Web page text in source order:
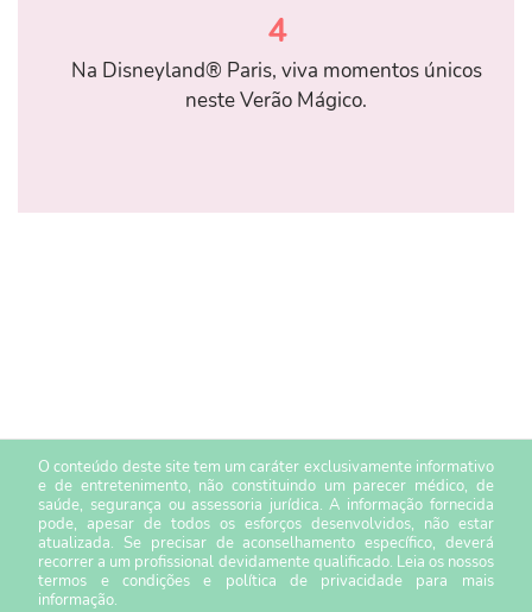
4
Na Disneyland® Paris, viva momentos únicos
neste Verão Mágico.
O conteúdo deste site tem um caráter exclusivamente informativo
e de entretenimento, não constituindo um parecer médico, de
saúde, segurança ou assessoria jurídica. A informação fornecida
pode, apesar de todos os esforços desenvolvidos, não estar
atualizada. Se precisar de aconselhamento específico, deverá
recorrer a um profissional devidamente qualificado. Leia os nossos
termos e condiçõese política de privacidade para mais
informação.